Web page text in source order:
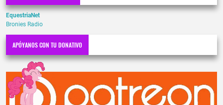
EquestriaNet
Bronies Radio
APÓYANOS CON TU DONATIVO